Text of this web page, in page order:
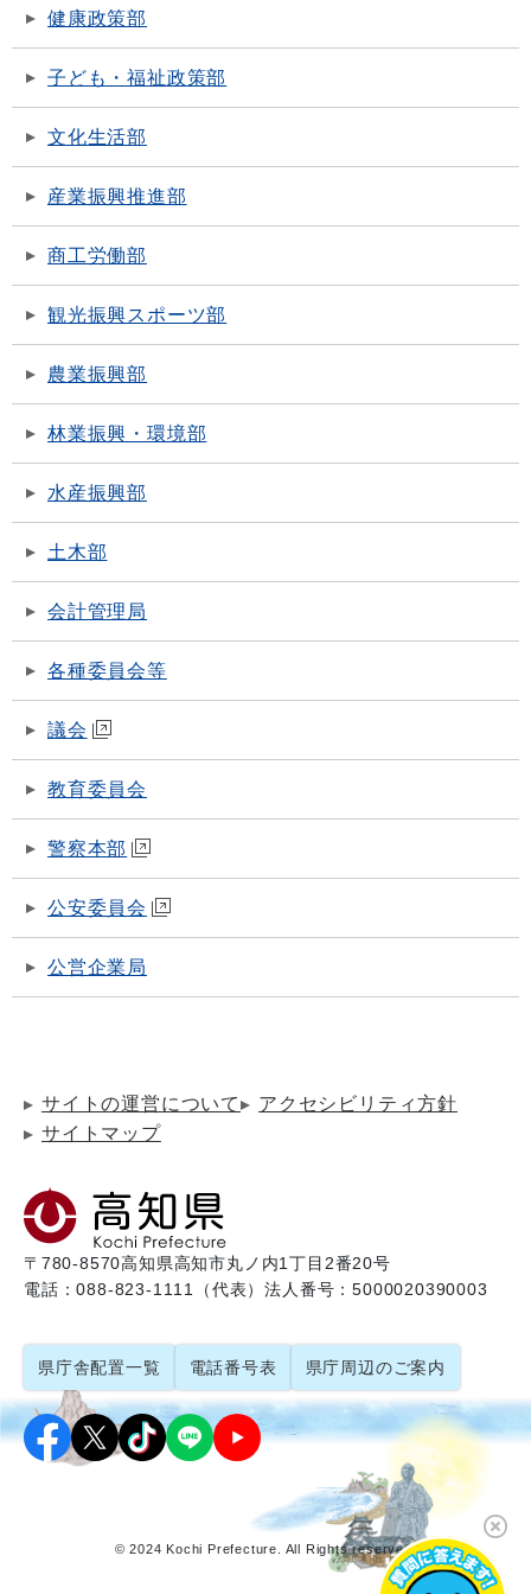
健康政策部
子ども・福祉政策部
文化生活部
産業振興推進部
商工労働部
観光振興スポーツ部
農業振興部
林業振興・環境部
水産振興部
土木部
会計管理局
各種委員会等
議会
教育委員会
警察本部
公安委員会
公営企業局
サイトの運営について
アクセシビリティ方針
サイトマップ
〒780-8570高知県高知市丸ノ内1丁目2番20号
電話：088-823-1111（代表）法人番号：5000020390003
県庁舎配置一覧 電話番号表 県庁周辺のご案内
© 2024 Kochi Prefecture. All Rights reserved.